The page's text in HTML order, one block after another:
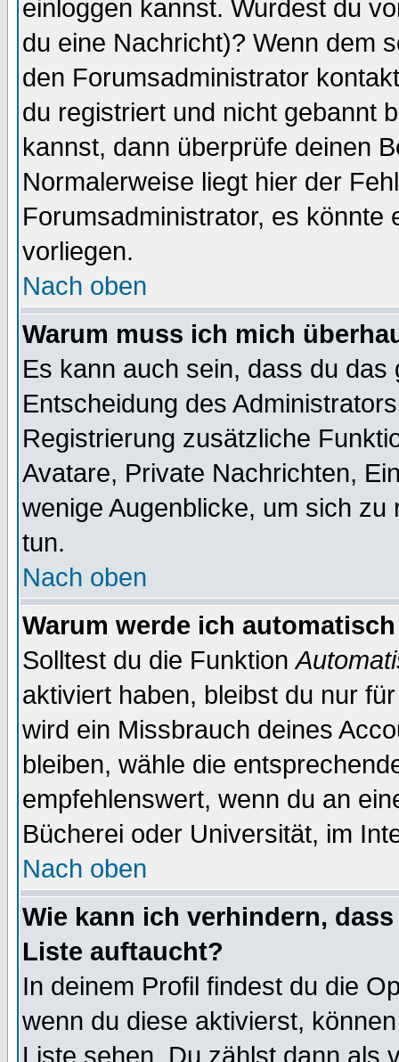
einloggen kannst. Wurdest du
du eine Nachricht)? Wenn dem
den Forumsadministrator
du registriert und nicht gebannt
kannst, dann überprüfe deinen
Normalerweise liegt hier der
Forumsadministrator, es könnte
vorliegen.
Nach oben
Warum muss ich mich
Es kann auch sein, dass du
Entscheidung des
Registrierung zusätzliche
Avatare, Private Nachrichten,
wenige Augenblicke, um sich
tun.
Nach oben
Warum werde ich
Solltest du die Funktion
aktiviert haben, bleibst du nur
wird ein Missbrauch deines
bleiben, wähle die
empfehlenswert, wenn du an
Bücherei oder Universität, im
Nach oben
Wie kann ich verhindern,
Liste auftaucht?
In deinem Profil findest du die
wenn du diese aktivierst,
Liste sehen. Du zählst dann als